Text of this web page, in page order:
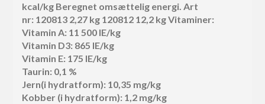
kcal/kg Beregnet omsættelig energi. Art
nr: 120813 2,27 kg 120812 12,2 kg Vitaminer:
Vitamin A: 11 500 IE/kg
Vitamin D3: 865 IE/kg
Vitamin E: 175 IE/kg
Taurin: 0,1 %
Jern(i hydratform): 10,35 mg/kg
Kobber (i hydratform): 1,2 mg/kg